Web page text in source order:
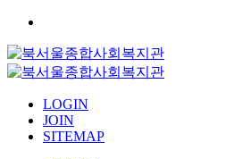
LOGIN
JOIN
SITEMAP